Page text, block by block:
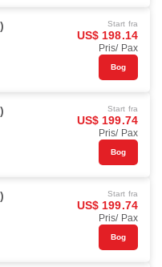
Start fra
US$ 198.14
Pris/ Pax
Bog
Start fra
US$ 199.74
Pris/ Pax
Bog
Start fra
US$ 199.74
Pris/ Pax
Bog